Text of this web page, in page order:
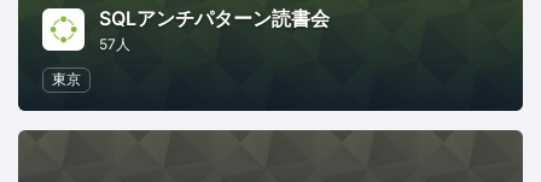
SQLアンチパターン読書会
57人
東京